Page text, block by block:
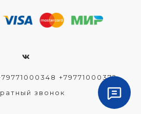
+79771000372
звонок